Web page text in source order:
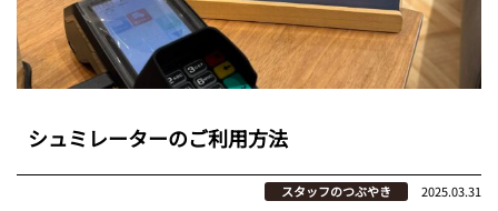
シュミレーターのご利用方法
スタッフのつぶやき 2025.03.31